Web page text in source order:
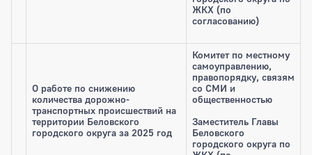
ЖКХ (по
согласованию)
О работе по снижению
количества дорожно-
транспортных происшествий на
территории Беловского
городского округа за 2025 год
Комитет по местному
самоуправлению,
правопорядку, связям
со СМИ и
общественностью
Заместитель Главы
Беловского
городского округа по